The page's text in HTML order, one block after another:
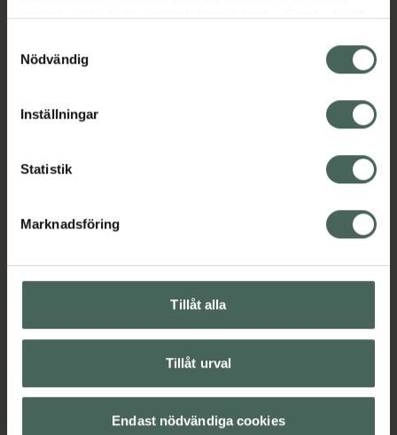
samlat in när du har använt deras tjänster. Samtycke till
återkalla ditt samtycke via webbplatsens
cookieinställningar. Ett återkallat samtycke påverkar inte
lagligheten av behandling som skett innan återkallelsen.
Nödvändig
Inställningar
Statistik
Marknadsföring
Tillåt alla
Tillåt urval
Endast nödvändiga cookies
Ansiktsrengöring
Veganska produkter
Innehåll Visa
Instruktioner Visa
Upptäck flera produkter inom
Ansiktsvård
Hudvård
Rengöringsbalm
Vegansk hudvård